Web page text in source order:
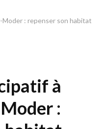
: repenser son habitat
à
: